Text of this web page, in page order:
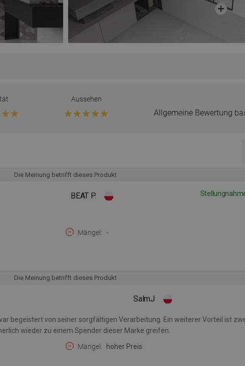
Aussehen
Allgemeine Bewertung
Die Meinung betrifft dieses Produkt
BEAT P.
Mängel -
Die Meinung betrifft dieses Produkt
SalmJ
begeistert von seiner sorgfältigen Verarbeitung. Ein weiterer Vorteil ist
wieder zu einem Spender dieser Marke greifen.
Mängel hoher Preis.